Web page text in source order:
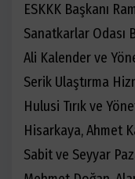
ESKKK Başkanı
Sanatkarlar Odası
Ali Kalender ve
Serik Ulaştırma
Hulusi Tırık ve
Hisarkaya, Ahmet
Sabit ve Seyyar